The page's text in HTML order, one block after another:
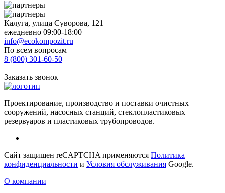
Калуга, улица Суворова, 121
ежедневно 09:00-18:00
info@ecokompozit.ru
По всем вопросам
8 (800) 301-60-50
Заказать звонок
Проектирование, производство и поставки очистных
сооружений, насосных станций, стеклопластиковых
резервуаров и пластиковых трубопроводов.
Сайт защищен reCAPTCHA применяются Политика
конфиденциальности и Условия обслуживания Google.
О компании